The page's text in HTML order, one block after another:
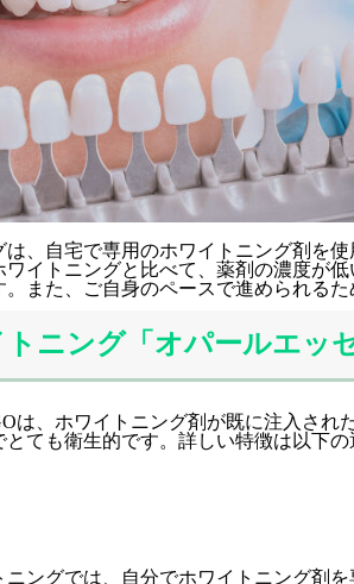
は、自宅で専用のホワイトニング剤を
ワイトニングと比べて、薬剤の濃度が
また、ご自身のペースで進められるた
ニング「オパールエッ
は、ホワイトニング剤が既に注入され
ても衛生的です。詳しい特徴は以下の
ングでは、自分でホワイトニング剤